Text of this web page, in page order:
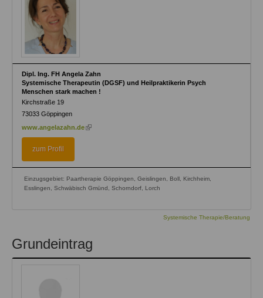
Dipl. Ing. FH Angela Zahn
Systemische Therapeutin (DGSF) und Heilpraktikerin Psych
Menschen stark machen !
Kirchstraße 19
73033 Göppingen
www.angelazahn.de (link
zum Profil
Einzugsgebiet: Paartherapie Göppingen, Geislingen, Boll, Kirchheim,
Esslingen, Schwäbisch Gmünd, Schorndorf, Lorch
Systemische Therapie/Beratung
Grundeintrag